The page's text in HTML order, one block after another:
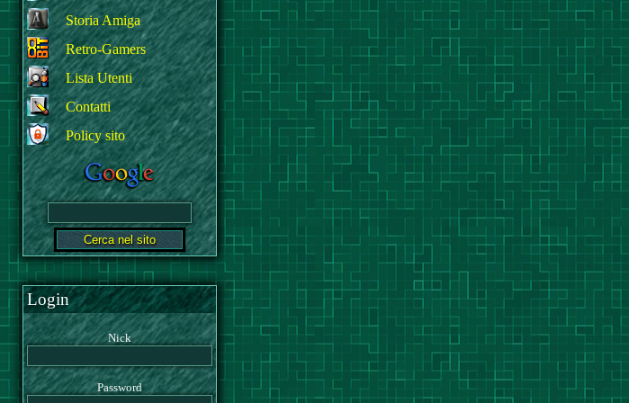
Storia Amiga
Retro-Gamers
Lista Utenti
Contatti
Policy sito
Login
Nick
Password